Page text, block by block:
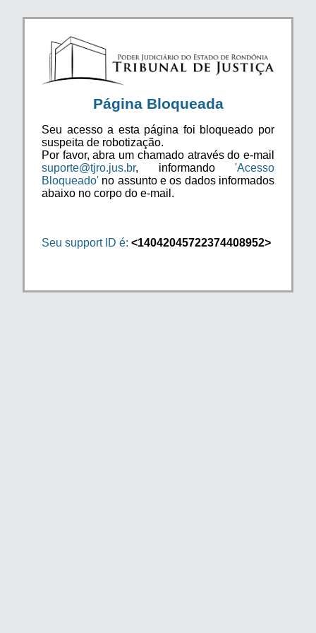
Página Bloqueada
Seu acesso a esta página foi bloqueado por
suspeita de robotização.
Por favor, abra um chamado através do e-mail
suporte@tjro.jus.br, informando 'Acesso
Bloqueado' no assunto e os dados informados
abaixo no corpo do e-mail.
Seu support ID é: <14042045722374408952>